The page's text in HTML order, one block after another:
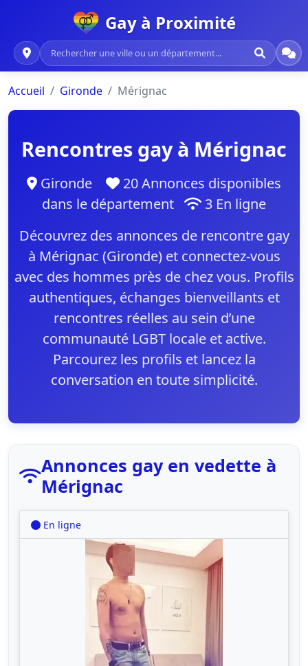
Gay à Proximité
Accueil Gironde Mérignac
Rencontres gay à Mérignac
Gironde
20 Annonces disponibles
dans le département
3 En ligne
Découvrez des annonces de rencontre gay
à Mérignac (Gironde) et connectez-vous
avec des hommes près de chez vous. Profils
authentiques, échanges bienveillants et
rencontres réelles au sein d’une
communauté LGBT locale et active.
Parcourez les profils et lancez la
conversation en toute simplicité.
Annonces gay en vedette à
Mérignac
En ligne